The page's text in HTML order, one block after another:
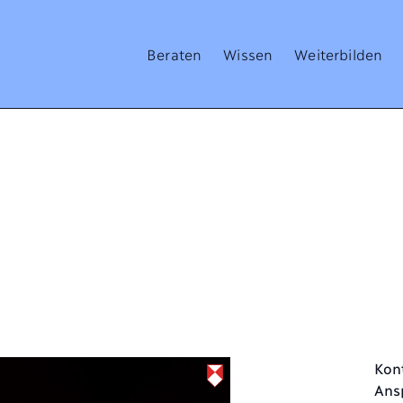
Beraten Wissen Weiterbilden